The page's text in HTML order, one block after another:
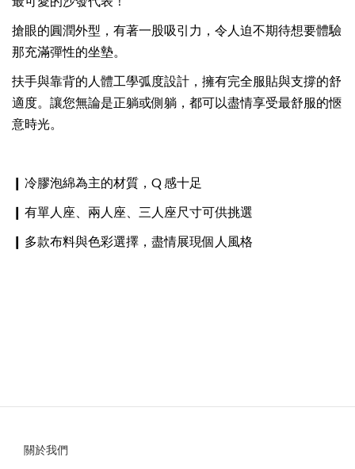
搶眼的圓潤外型，有著一股吸引力，令人迫不期待想要體驗
那充滿彈性的坐墊。
扶手與靠背的人體工學弧度設計，擁有完全服貼與支撐的舒
適度。讓您無論是正躺或側躺，都可以盡情享受最舒服的愜
意時光。
❙ 冷膠泡綿為主的材質，Q 感十足
❙ 有單人座、兩人座、三人座尺寸可供挑選
❙ 多款布料與色彩選擇，盡情展現個人風格
關於我們